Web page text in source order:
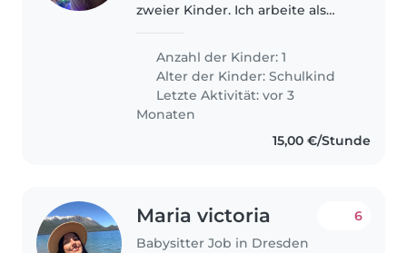
zweier Kinder. Ich arbeite als
beschwerlich. Deshalb suche ich
eine Babysitterin für meine
jüngere Tochter.
Anzahl der Kinder: 1
Alter der Kinder:Schulkind
Letzte Aktivität: vor 3
Monaten
15,00 €/Stunde
Maria victoria
Babysitter Job in Dresden
6